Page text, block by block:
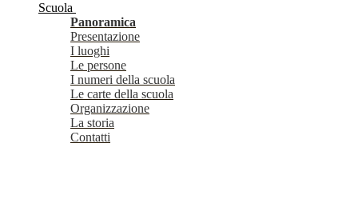
Scuola
Panoramica
Presentazione
I luoghi
Le persone
I numeri della scuola
Le carte della scuola
Organizzazione
La storia
Contatti